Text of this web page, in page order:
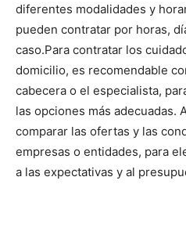
diferentes modalidades y
pueden contratar por horas,
caso.Para contratar los
domicilio, es recomendable
cabecera o el especialista,
las opciones más adecuadas.
comparar las ofertas y las
empresas o entidades, para
a las expectativas y al